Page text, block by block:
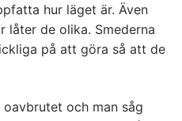
hur läget är. Även
låter de olika. Smederna
på att göra så att de
och man såg